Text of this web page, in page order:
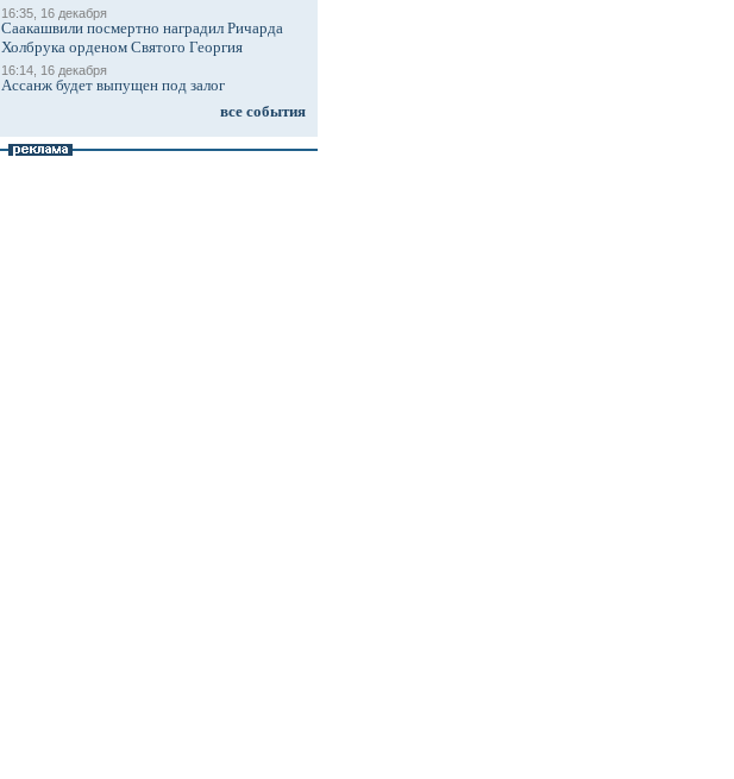
16:35, 16 декабря
Саакашвили посмертно наградил Ричарда
Холбрука орденом Святого Георгия
16:14, 16 декабря
Ассанж будет выпущен под залог
все события